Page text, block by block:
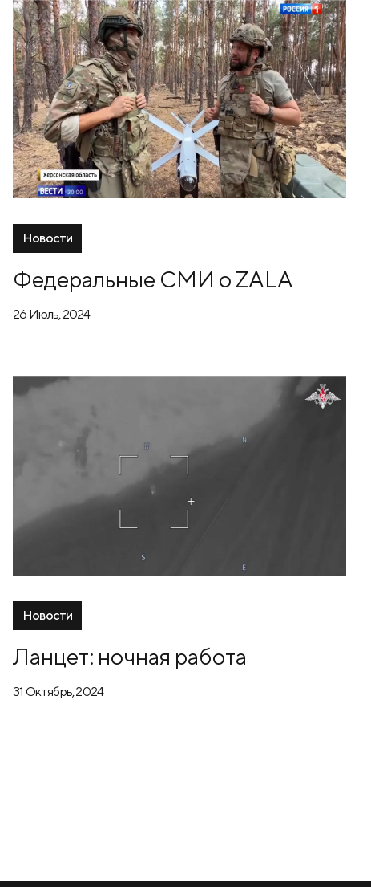
Новости
Федеральные СМИ о ZALA
26 Июль, 2024
Новости
Ланцет: ночная работа
31 Октябрь, 2024